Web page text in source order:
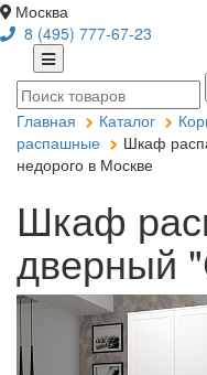
Москва
8 (495) 777-67-23
Главная Каталог
распашные
Шкаф
недорого в Москве
Шкаф
дверный